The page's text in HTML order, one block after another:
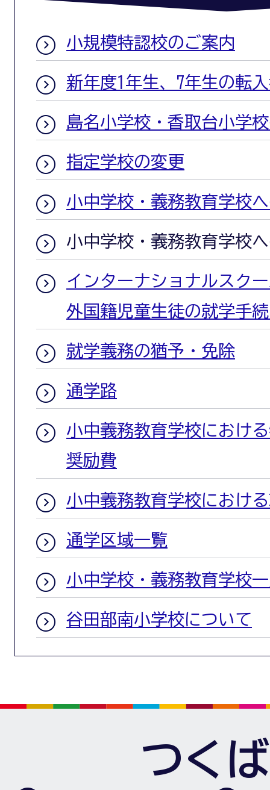
小規模特認校のご案内
新年度1年生、7年生の転
島名小学校・香取台小学
指定学校の変更
小中学校・義務教育学校
小中学校・義務教育学校
インターナショナルスク
外国籍児童生徒の就学手
就学義務の猶予・免除
通学路
小中義務教育学校におけ
奨励費
小中義務教育学校におけ
通学区域一覧
小中学校・義務教育学校
谷田部南小学校について
つく